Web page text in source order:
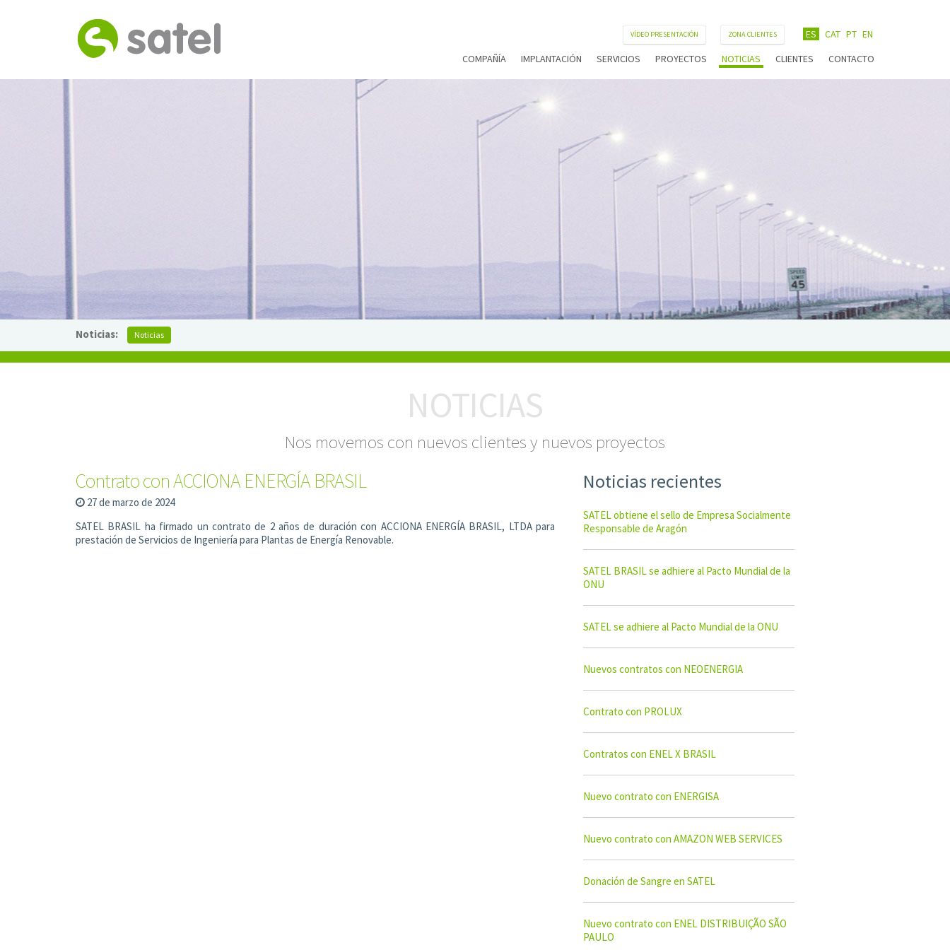
ES CAT PT EN
ZONA CLIENTES
VÍDEO PRESENTACIÓN
COMPAÑÍA IMPLANTACIÓN SERVICIOS PROYECTOS NOTICIAS CLIENTES CONTACTO
Noticias: Noticias
NOTICIAS
Nos movemos con nuevos clientes y nuevos proyectos
Contrato con ACCIONA ENERGÍA BRASIL
27 de marzo de 2024
SATEL BRASIL ha firmado un contrato de 2 años de duración con ACCIONA ENERGÍA BRASIL, LTDA para
prestación de Servicios de Ingeniería para Plantas de Energía Renovable.
Noticias recientes
SATEL obtiene el sello de Empresa Socialmente
Responsable de Aragón
SATEL BRASIL se adhiere al Pacto Mundial de la
ONU
SATEL se adhiere al Pacto Mundial de la ONU
Nuevos contratos con NEOENERGIA
Contrato con PROLUX
Contratos con ENEL X BRASIL
Nuevo contrato con ENERGISA
Nuevo contrato con AMAZON WEB SERVICES
Donación de Sangre en SATEL
Nuevo contrato con ENEL DISTRIBUIÇÃO SÃO
PAULO